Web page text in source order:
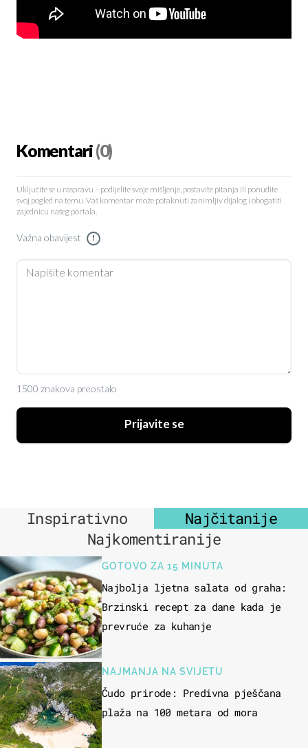
Komentari(0)
Uključite se u raspravu – podijelite svoje mišljenje, postavite pitanja ili ponudite
svoj pogled na temu. Vaš komentar može potaknuti zanimljiv dijalog i obogatiti
zajednicu našeg portala.
Važna obavijest !
1500 znakova preostalo
Prijavite se
Inspirativno
Najčitanije
Najkomentiranije
GOTOVO ZA 15 MINUTA
Najbolja ljetna salata od graha:
Brzinski recept za dane kada je
prevruće za kuhanje
NAJMANJA NA SVIJETU
Čudo prirode: Predivna pješčana
plaža na 100 metara od mora